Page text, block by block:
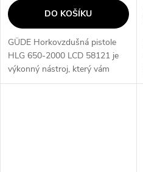
DO KOŠÍKU
GÜDE Horkovzdušná pistole
HLG 650-2000 LCD 58121 je
výkonný nástroj, který vám
umožní snadno a rychle